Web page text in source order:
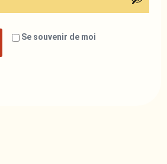
Se souvenir de moi